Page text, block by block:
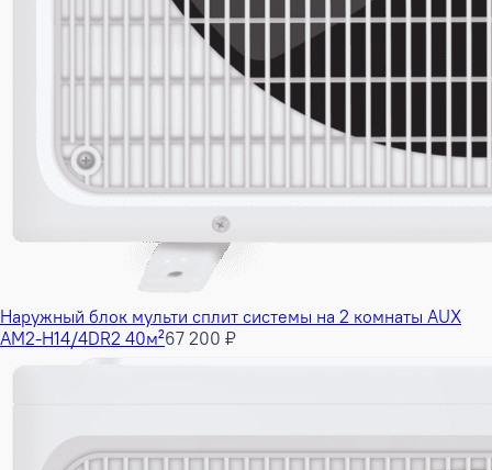
Наружный блок мульти сплит системы на 2 комнаты AUX
AM2-H14/4DR2 40м²67 200 ₽